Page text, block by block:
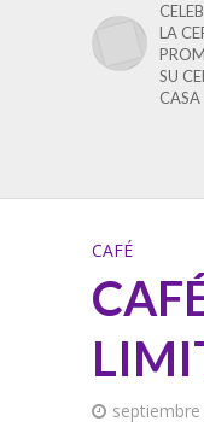
LA
SU
CASA
CAFÉ